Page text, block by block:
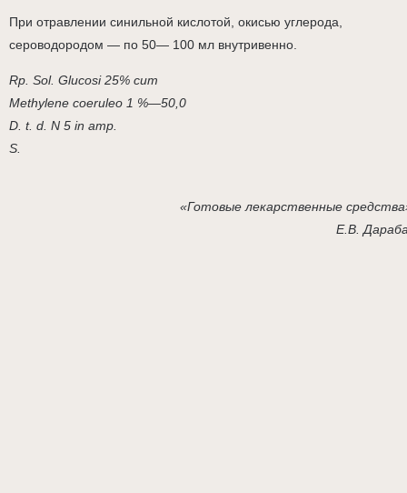
При отравлении синильной кислотой, окисью углерода,
сероводородом — по 50— 100 мл внутривенно.
Rp. Sol. Glucosi 25% cum
Methylene coeruleo 1 %—50,0
D. t. d. N 5 in amp.
S.
«Готовые лекарственные
Е.В.